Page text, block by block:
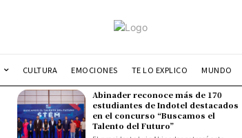
CULTURA EMOCIONES TE LO EXPLICO MUNDO
Abinader reconoce más de 170
estudiantes de Indotel destacados
en el concurso “Buscamos el
Talento del Futuro”